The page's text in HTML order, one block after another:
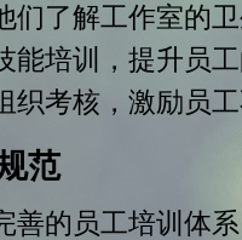
们了解工作室的
能培训，提升员
织考核，激励员
范
善的员工培训体